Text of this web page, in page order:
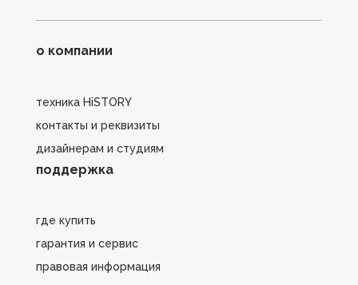
о компании
техника HiSTORY
контакты и реквизиты
дизайнерам и студиям
поддержка
где купить
гарантия и сервис
правовая информация